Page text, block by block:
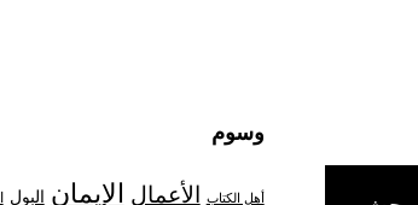
وسوم
أهل الكتاب الأعمال الإيمان البول